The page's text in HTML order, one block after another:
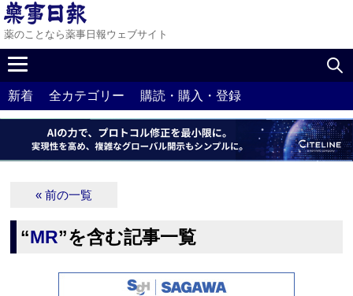
薬のことなら薬事日報ウェブサイト
新着 全カテゴリー 購読・購入・登録
« 前の一覧
“MR”を含む記事一覧